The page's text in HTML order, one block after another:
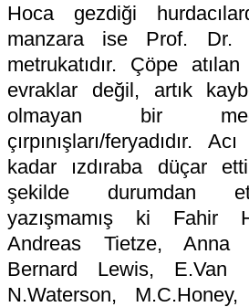
Hoca gezdiği
manzara ise Prof. Dr.
metrukatıdır. Çöpe
evraklar değil, artık
olmayan bir
çırpınışları/feryadıdır.
kadar ızdıraba düçar
şekilde durumdan
yazışmamış ki Fahir
Andreas Tietze, Anna
Bernard Lewis, E.Van
N.Waterson,